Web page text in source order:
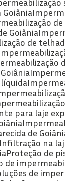
Goiânia
Goiânia
de
para laje
de
Infiltração na
Proteção de
de
de